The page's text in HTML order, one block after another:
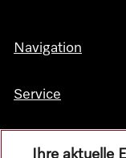
Navigation
Service
Ihre aktuelle